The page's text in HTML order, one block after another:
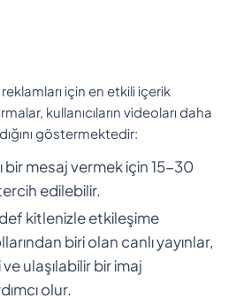
için en etkili içerik
kullanıcıların videoları daha
göstermektedir:
bir mesaj vermek için 15-30
edilebilir.
kitlenizle etkileşime
biri olan canlı yayınlar,
ve ulaşılabilir bir imaj
olur.